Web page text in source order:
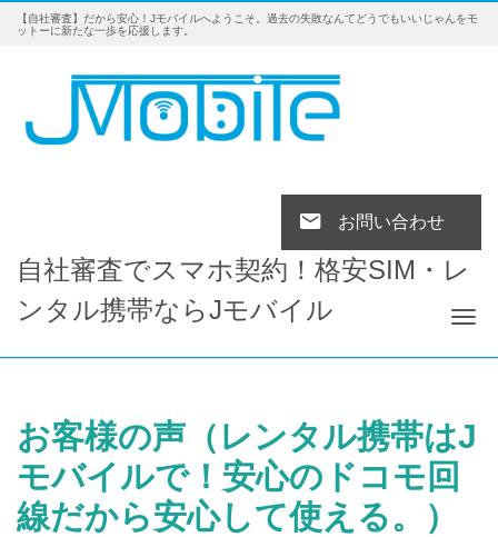
【自社審査】だから安心！Jモバイルへようこそ。過去の失敗なんてどうでもいいじゃんをモ
ットーに新たな一歩を応援します。
お問い合わせ
自社審査でスマホ契約！格安SIM・レ
ンタル携帯ならJモバイル
お客様の声（レンタル携帯はJ
モバイルで！安心のドコモ回
線だから安心して使える。）